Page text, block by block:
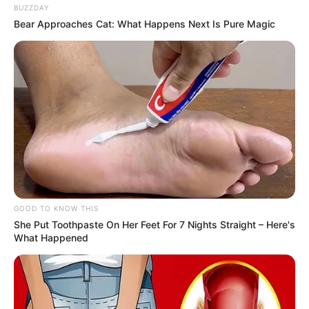
Bu məktəblər üzrə vakansiya seçimi
başlayır
BUZZDAY
Bear Approaches Cat: What Happens Next Is Pure Magic
GOOD TO KNOW THIS
She Put Toothpaste On Her Feet For 7 Nights Straight – Here's
What Happened